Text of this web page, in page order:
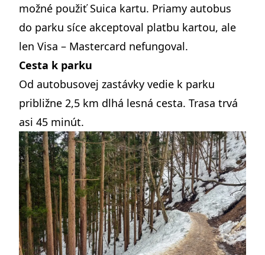
možné použiť Suica kartu. Priamy autobus
do parku síce akceptoval platbu kartou, ale
len Visa – Mastercard nefungoval.
Cesta k parku
Od autobusovej zastávky vedie k parku
približne 2,5 km dlhá lesná cesta. Trasa trvá
asi 45 minút.